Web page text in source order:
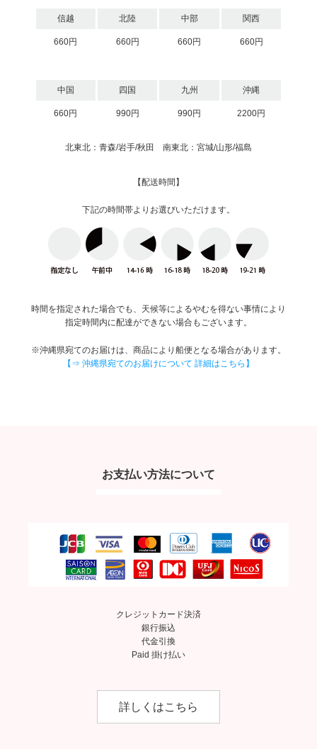
信越 北陸 中部 関西
660円 660円 660円 660円
中国 四国 九州 沖縄
660円 990円 990円 2200円
北東北：青森/岩手/秋田 南東北：宮城/山形/福島
【配送時間】
下記の時間帯よりお選びいただけます。
時間を指定された場合でも、天候等によるやむを得ない事情により
指定時間内に配達ができない場合もございます。
※沖縄県宛てのお届けは、商品により船便となる場合があります。
【⇒ 沖縄県宛てのお届けについて 詳細はこちら】
お支払い方法について
クレジットカード決済
銀行振込
代金引換
Paid 掛け払い
詳しくはこちら